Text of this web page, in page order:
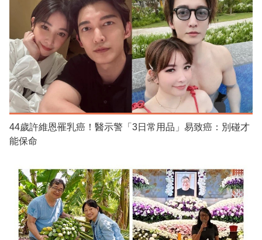
44歲許維恩罹乳癌！醫示警「3日常用品」易致癌：別碰才
能保命